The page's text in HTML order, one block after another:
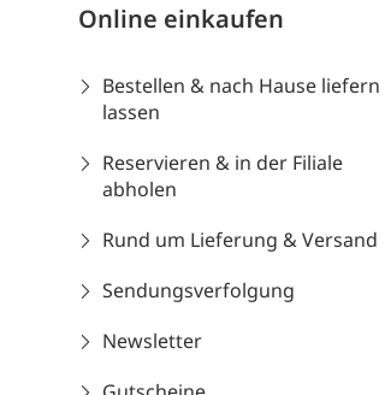
Online einkaufen
Bestellen & nach Hause liefern
lassen
Reservieren & in der Filiale
abholen
Rund um Lieferung & Versand
Sendungsverfolgung
Newsletter